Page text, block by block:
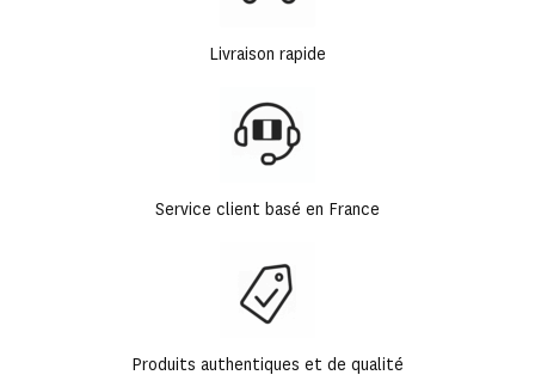
Livraison rapide
Service client basé en France
Produits authentiques et de qualité